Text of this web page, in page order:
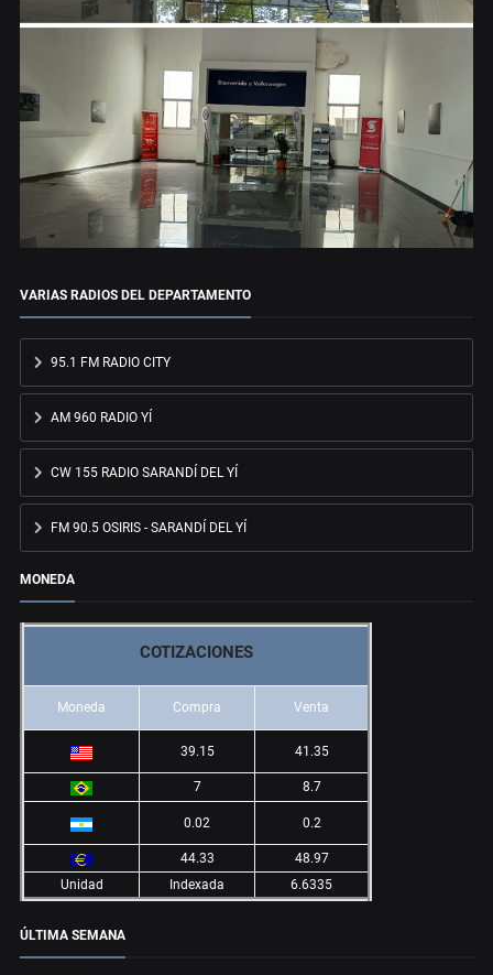
VARIAS RADIOS DEL DEPARTAMENTO
95.1 FM RADIO CITY
AM 960 RADIO YÍ
CW 155 RADIO SARANDÍ DEL YÍ
FM 90.5 OSIRIS - SARANDÍ DEL YÍ
MONEDA
COTIZACIONES
Moneda Compra Venta
39.15 41.35
7 8.7
0.02 0.2
44.33
48.97
Unidad
Indexada 6.6335
ÚLTIMA SEMANA